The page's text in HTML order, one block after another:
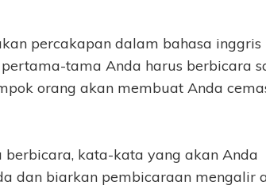
percakapan dalam bahasa inggris
tama Anda harus berbicara
orang akan membuat Anda
kata-kata yang akan Anda
dan biarkan pembicaraan mengalir